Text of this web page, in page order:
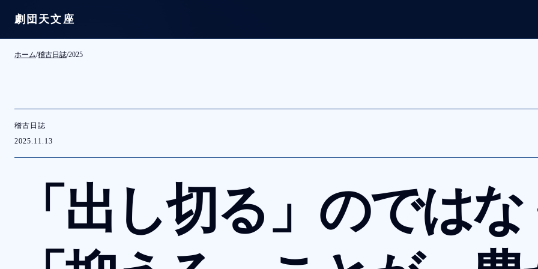
本文へ移動
劇団天文座
ホーム/稽古日誌/2025
稽古日誌
2025.11.13
「出し切る」のでは